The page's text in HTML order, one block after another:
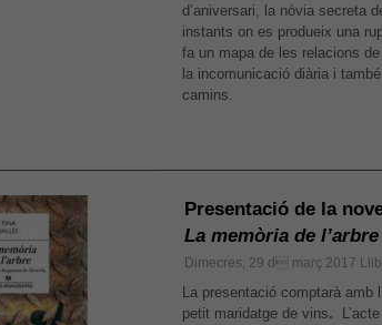
d’aniversari, la nòvia secreta
instants on es produeix una
fa un mapa de les relacions
la incomunicació diària i
camins.
Presentació de la
La memòria de l’arbre
Dimecres, 29 d març 2017
La presentació comptarà amb
petit maridatge de vins.